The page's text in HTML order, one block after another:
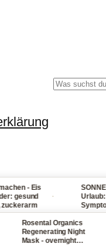
Suchen
- Eis
gesund
·
Urlaub:
bei Fieber,
und
Rosental Organics
Regenerating Night
Mask - overnight